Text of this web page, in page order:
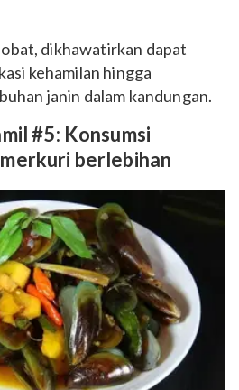
dikhawatirkan dapat
kehamilan hingga
janin dalam kandungan.
#5: Konsumsi
berlebihan